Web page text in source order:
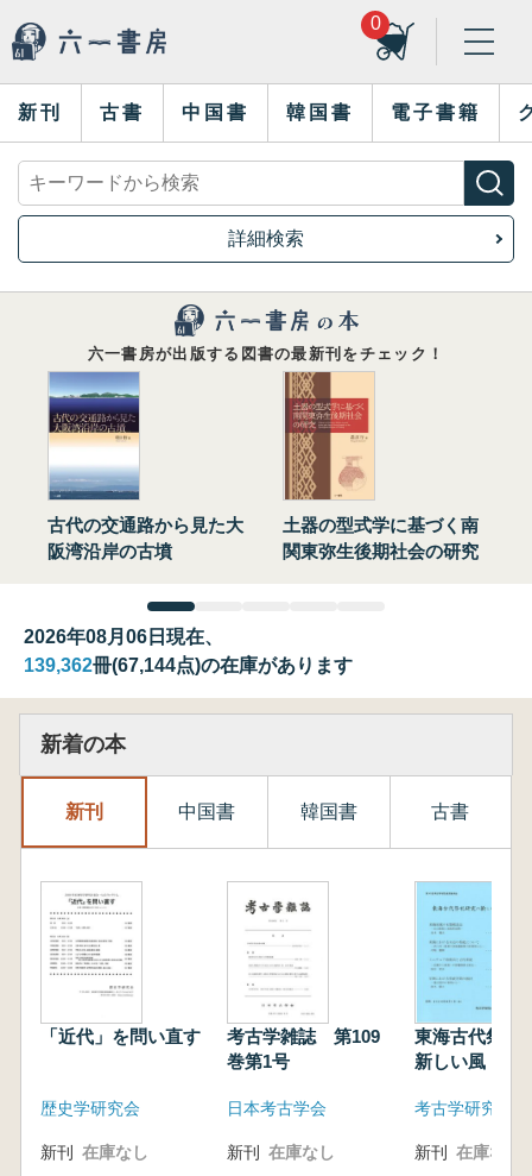
0
新刊 古書 中国書 韓国書 電子書籍
詳細検索
六一書房が出版する図書の最新刊をチェック！
古代の交通路から見た大
阪湾沿岸の古墳
土器の型式学に基づく南
関東弥生後期社会の研究
2026年08月06日現在、
139,362冊(67,144点)の在庫があります
新着の本
新刊 中国書 韓国書 古書
「近代」を問い直す
歴史学研究会
新刊 在庫なし
考古学雑誌 第109
巻第1号
日本考古学会
新刊 在庫なし
東海古代祭祀
新しい風
考古学研究会
新刊 在庫なし